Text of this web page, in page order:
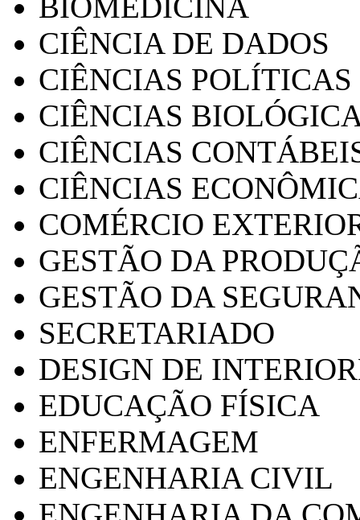
CIÊNCIA DE DADOS
CIÊNCIAS POLÍTICAS
CIÊNCIAS
CIÊNCIAS
CIÊNCIAS
COMÉRCIO
GESTÃO DA
GESTÃO DA
SECRETARIADO
DESIGN DE
EDUCAÇÃO FÍSICA
ENFERMAGEM
ENGENHARIA CIVIL